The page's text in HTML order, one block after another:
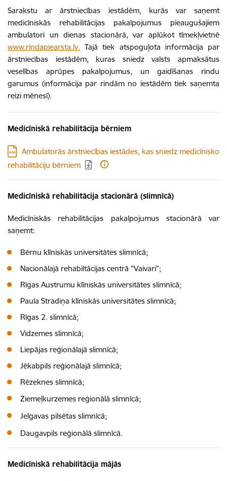
Sarakstu ar ārstniecības iestādēm, kurās var saņemt
medicīniskās rehabilitācijas pakalpojumus pieaugušajiem
ambulatori un dienas stacionārā, var aplūkot tīmekļvietnē
www.rindapiearsta.lv. Tajā tiek atspoguļota informācija par
ārstniecības iestādēm, kuras sniedz valsts apmaksātus
veselības aprūpes pakalpojumus, un gaidīšanas rindu
garumus (informācija par rindām no iestādēm tiek saņemta
reizi mēnesī).
Medicīniskā rehabilitācija bērniem
Lejupielādēt:
Ambulatorās ārstniecības iestādes, kas sniedz medicīnisko
rehabilitāciju bērniem
Medicīniskā rehabilitācija stacionārā (slimnīcā)
Medicīniskās rehabilitācijas pakalpojumus stacionārā var
saņemt:
Bērnu klīniskās universitātes slimnīcā;
Nacionālajā rehabiltācijas centrā "Vaivari";
Rīgas Austrumu klīniskās universitātes slimnīcā;
Paula Stradiņa klīniskās universitātes slimnīcā;
Rīgas 2. slimnīcā;
Vidzemes slimnīcā;
Liepājas reģionālajā slimnīcā;
Jēkabpils reģionālajā slimnīcā;
Rēzeknes slimnīcā;
Ziemeļkurzemes reģionālā slimnīcā;
Jelgavas pilsētas slimnīcā;
Daugavpils reģionālā slimnīcā.
Medicīniskā rehabilitācija mājās